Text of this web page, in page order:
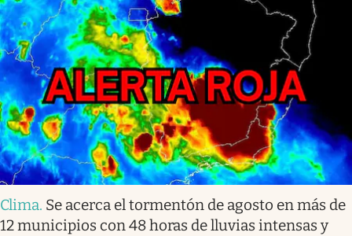
Clima. Se acerca el tormentón de agosto en más de
12 municipios con 48 horas de lluvias intensas y